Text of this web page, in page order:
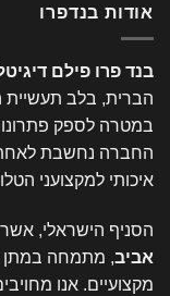
אודות בנדפרו
בנד פרו פילם
הברית, בלב תעשיית
במטרה לספק
החברה נחשבת לאחת
איכותי למקצועני
הסניף הישראלי, אשר פועל
אביב, מתמחה במתן
מקצועיים. אנו